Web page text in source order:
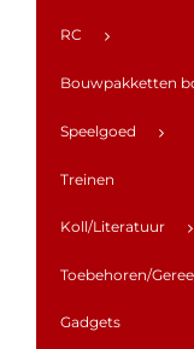
RC
Bouwpakketten
Speelgoed
Treinen
Koll/Literatuur
Toebehoren/
Gadgets